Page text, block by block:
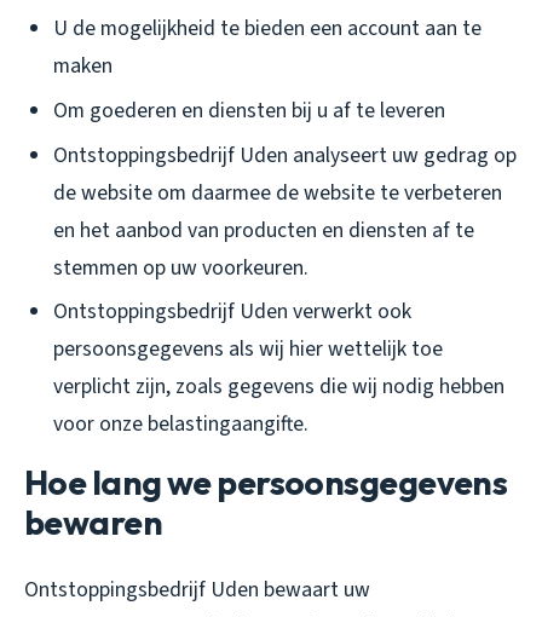
U de mogelijkheid te bieden een account aan te
maken
Om goederen en diensten bij u af te leveren
Ontstoppingsbedrijf Uden analyseert uw gedrag op
de website om daarmee de website te verbeteren
en het aanbod van producten en diensten af te
stemmen op uw voorkeuren.
Ontstoppingsbedrijf Uden verwerkt ook
persoonsgegevens als wij hier wettelijk toe
verplicht zijn, zoals gegevens die wij nodig hebben
voor onze belastingaangifte.
Hoe lang we persoonsgegevens
bewaren
Ontstoppingsbedrijf Uden bewaart uw